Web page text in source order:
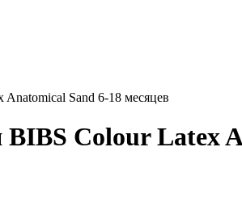
Sand 6-18 месяцев
Colour Latex